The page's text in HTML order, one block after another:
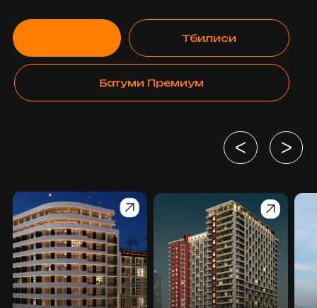
Директор Orange Group Evgeniia
Pereiaslavskaia действительный член
International REALTOR®️ Members—
глобального профессионального
сообщества специалистов по недвижимости.
Это открывает для нашей компании новые